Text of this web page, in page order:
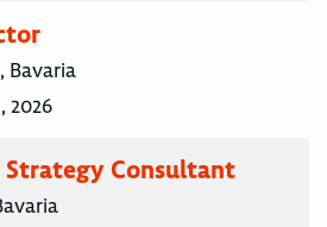
Bavaria
2026
Strategy Consultant